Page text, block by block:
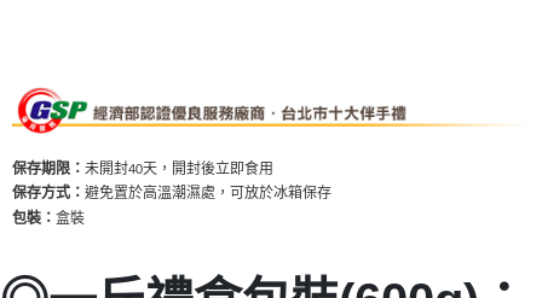
保存期限： 未開封40天，開封後立即食用
保存方式： 避免置於高溫潮濕處，可放於冰箱保存
包裝： 盒裝